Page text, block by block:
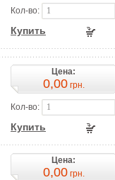
Кол-во:
Купить
Цена:
0,00грн.
Кол-во:
Купить
Цена:
0,00грн.